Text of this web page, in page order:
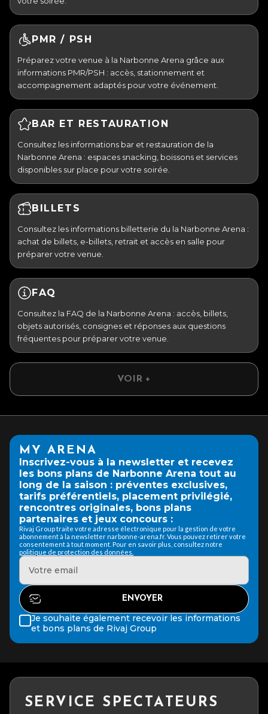
PMR / PSH
Préparez votre venue à la Narbonne Arena grâce aux
informations PMR/PSH : accès, stationnement et
accompagnement adaptés pour votre événement.
BAR ET RESTAURATION
Consultez les informations bar et restauration de la
Narbonne Arena : espaces snacking, boissons et services
disponibles sur place pour votre soirée.
BILLETS
Consultez les informations billetterie du la Narbonne Arena :
achat de billets, e-billets, retrait et accès en salle pour
préparer votre venue.
FAQ
Consultez la FAQ de la Narbonne Arena : accès, billets,
objets autorisés, consignes et réponses aux questions
fréquentes pour préparer votre venue.
VOIR +
MY ARENA
Inscrivez-vous à la newsletter et recevez
les bons plans de Narbonne Arena tout au
long de la saison : préventes exclusives,
tarifs préférentiels, placement privilégié,
rencontres originales, bons plans
partenaires et jeux concours :
Rivaj Group traite votre adresse électronique pour la gestion de votre
abonnement à la newsletter narbonne-arena.fr. Vous pouvez retirer votre
consentement à tout moment. Pour en savoir plus, consultez notre
politique de protection des données.
Je souhaite également recevoir les informations
et bons plans de Rivaj Group
SERVICE SPECTATEURS